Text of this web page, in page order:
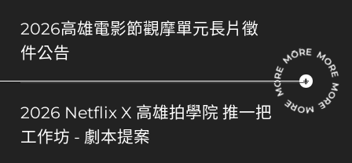
2026高雄電影節觀摩單元長片徵
件公告
2026 Netflix X 高雄拍學院 推一把
工作坊 - 劇本提案